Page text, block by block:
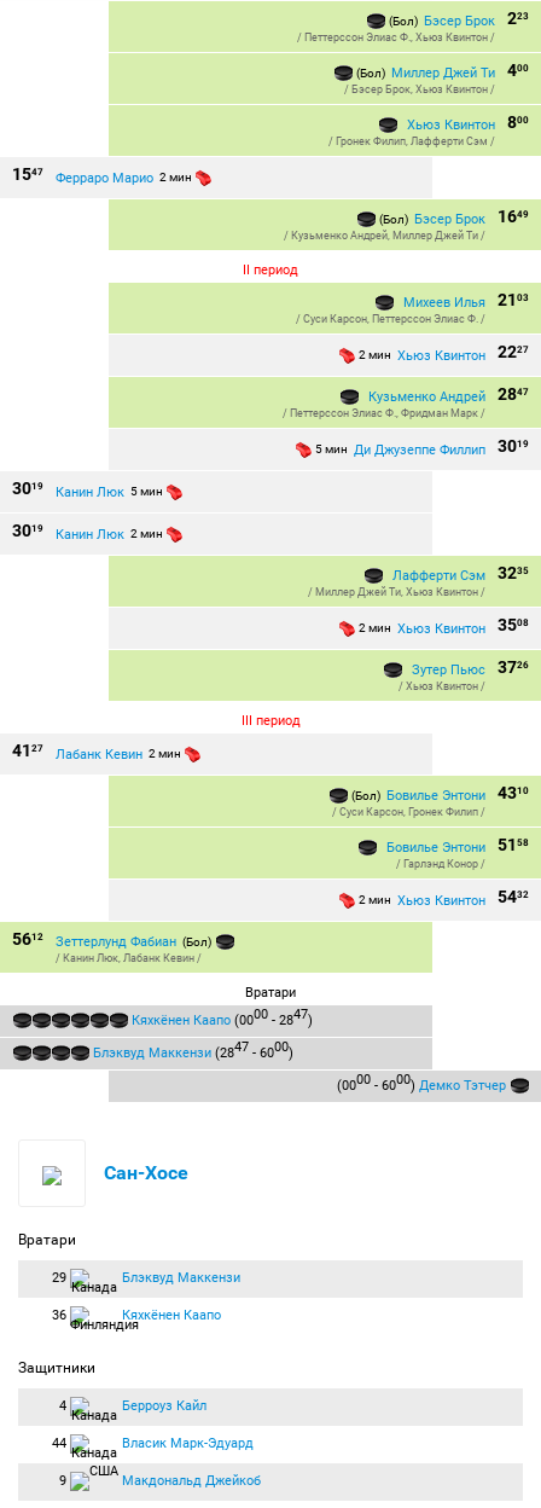
223
(Бол) Бэсер Брок
/ Петтерссон Элиас Ф., Хьюз Квинтон /
400
(Бол) Миллер Джей Ти
/ Бэсер Брок, Хьюз Квинтон /
800
Хьюз Квинтон
/ Гронек Филип, Лафферти Сэм /
1547 Ферраро Марио 2 мин
1649
(Бол) Бэсер Брок
/ Кузьменко Андрей, Миллер Джей Ти /
II период
21 03
Михеев Илья
/ Суси Карсон, Петтерссон Элиас Ф. /
2227
2 мин Хьюз Квинтон
2847
Кузьменко Андрей
/ Петтерссон Элиас Ф., Фридман Марк /
3019
5 мин Ди Джузеппе Филлип
3019 Канин Люк 5 мин
3019 Канин Люк 2 мин
3235
Лафферти Сэм
/ Миллер Джей Ти, Хьюз Квинтон /
3508
2 мин Хьюз Квинтон
3726
Зутер Пьюс
/ Хьюз Квинтон /
III период
41 27 Лабанк Кевин 2 мин
4310
(Бол) Бовилье Энтони
/ Суси Карсон, Гронек Филип /
51 58
Бовилье Энтони
/ Гарлэнд Конор /
5432
2 мин Хьюз Квинтон
5612 Зеттерлунд Фабиан (Бол)
/ Канин Люк, Лабанк Кевин /
Вратари
Кяхкёнен Каапо (0000 - 2847)
Блэквуд Маккензи (2847 - 6000)
(0000 - 6000) Демко Тэтчер
Сан-Хосе
Вратари
29 Блэквуд Маккензи
36 Кяхкёнен Каапо
Защитники
4 Берроуз Кайл
44 Власик Марк-Эдуард
9 Макдональд Джейкоб